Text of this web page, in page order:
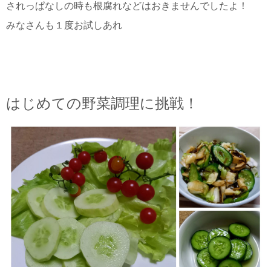
されっぱなしの時も根腐れなどはおきませんでしたよ！
みなさんも１度お試しあれ
はじめての野菜調理に挑戦！